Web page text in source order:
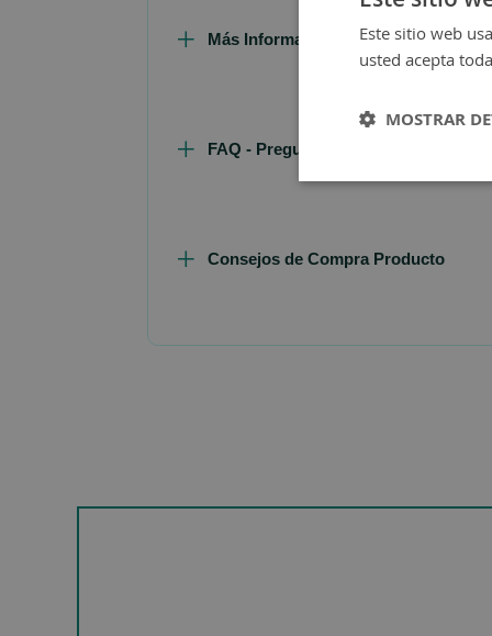
Más Información
FAQ - Preguntas y Respuestas
Consejos de Compra Producto
Este sitio web
usted acepta
MOSTRAR